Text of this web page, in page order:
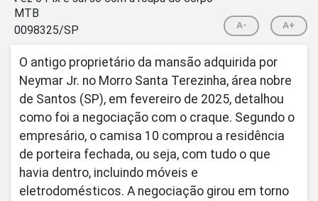
A- A+
O antigo proprietário da mansão adquirida por
Neymar Jr. no Morro Santa Terezinha, área nobre
de Santos (SP), em fevereiro de 2025, detalhou
como foi a negociação com o craque. Segundo o
empresário, o camisa 10 comprou a residência
de porteira fechada, ou seja, com tudo o que
havia dentro, incluindo móveis e
eletrodomésticos. A negociação girou em torno